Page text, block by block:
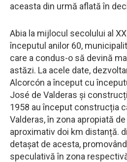
aceasta din urmă aflată în
Abia la mijlocul secolului al
începutul anilor 60,
care a condus-o să devină
astăzi. La acele date,
Alcorcón a început cu
José de Valderas și
1958 au început construcția
Valderas, în zona apropiată
aproximativ doi km distanță.
detașat de acesta,
speculativă în zona